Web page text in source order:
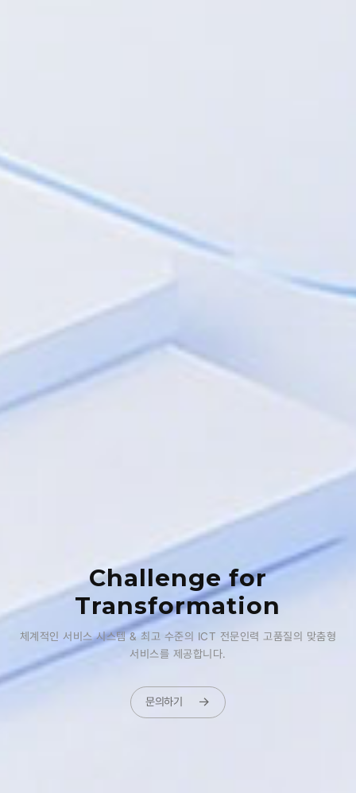
Challenge for
Transformation
체계적인 서비스 시스템 & 최고 수준의 ICT 전문인력고품질의 맞춤형
서비스를 제공합니다.
문의하기